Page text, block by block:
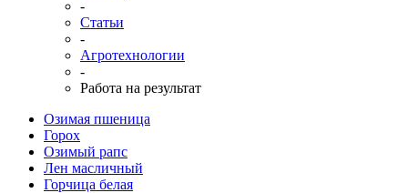
-
Статьи
-
Агротехнологии
-
Работа на результат
Озимая пшеница
Горох
Озимый рапс
Лен масличный
Горчица белая